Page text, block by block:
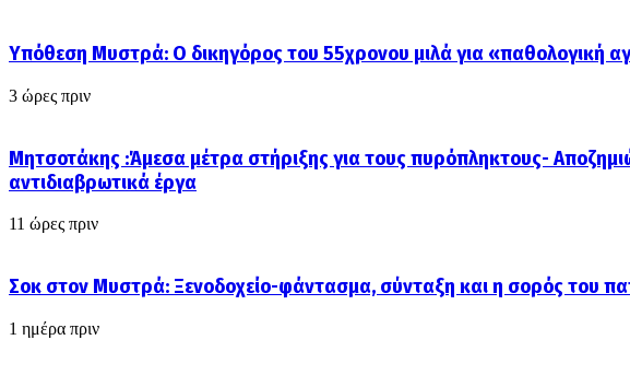
Υπόθεση Μυστρά: Ο δικηγόρος του 55χρονου μιλά για «παθολογική
3 ώρες πριν
Μητσοτάκης :Άμεσα μέτρα στήριξης για τους πυρόπληκτους-
αντιδιαβρωτικά έργα
11 ώρες πριν
Σοκ στον Μυστρά: Ξενοδοχείο-φάντασμα, σύνταξη και η σορός του
1 ημέρα πριν